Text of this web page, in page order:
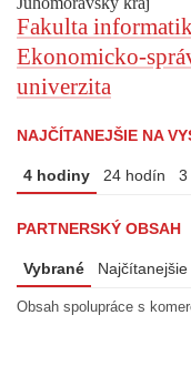
Fakulta
Ekonomicko-
univerzita
NAJČÍTANEJŠIE NA
4 hodiny 24 hodín 3
PARTNERSKÝ OBSAH
Vybrané Najčítanejšie
Obsah spolupráce s